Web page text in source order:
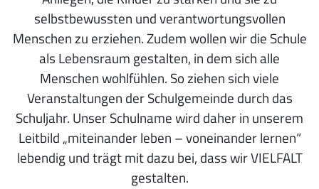
selbstbewussten und verantwortungsvollen
Menschen zu erziehen. Zudem wollen wir die Schule
als Lebensraum gestalten, in dem sich alle
Menschen wohlfühlen. So ziehen sich viele
Veranstaltungen der Schulgemeinde durch das
Schuljahr. Unser Schulname wird daher in unserem
Leitbild „miteinander leben – voneinander lernen“
lebendig und trägt mit dazu bei, dass wir VIELFALT
gestalten.